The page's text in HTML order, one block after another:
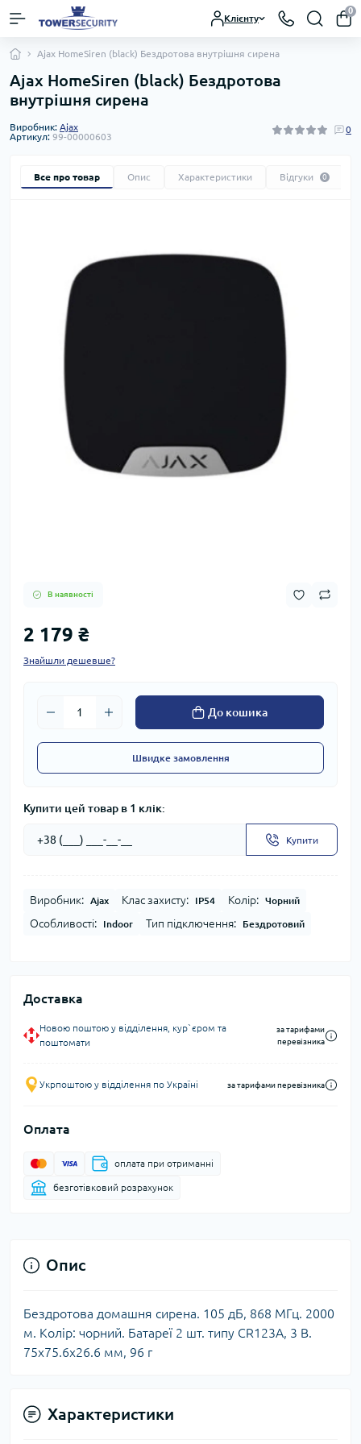
Клієнту
0
Ajax HomeSiren (black) Бездротова внутрішня сирена
Ajax HomeSiren (black) Бездротова
внутрішня сирена
Виробник: Ajax
Артикул: 99-00000603
0
Все про товар Опис Характеристики Відгуки 0
В наявності
2 179 ₴
Знайшли дешевше?
До кошика
Швидке замовлення
Купити цей товар в 1 клік:
Купити
Виробник: Ajax Клас захисту: IP54 Колір: Чорний
Особливості: Indoor Тип підключення: Бездротовий
Доставка
Новою поштою у відділення, кур`єром та
поштомати
за тарифами
перевізника
Укрпоштою у відділення по Україні за тарифами перевізника
Оплата
оплата при отриманні
безготівковий розрахунок
Опис
Бездротова домашня сирена. 105 дБ, 868 МГц. 2000
м. Колір: чорний. Батареї 2 шт. типу CR123A, 3 В.
75х75.6х26.6 мм, 96 г
Характеристики